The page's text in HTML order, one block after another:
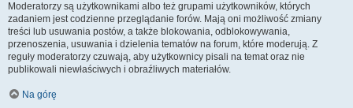
Moderatorzy są użytkownikami albo też grupami użytkowników, których
zadaniem jest codzienne przeglądanie forów. Mają oni możliwość zmiany
treści lub usuwania postów, a także blokowania, odblokowywania,
przenoszenia, usuwania i dzielenia tematów na forum, które moderują. Z
reguły moderatorzy czuwają, aby użytkownicy pisali na temat oraz nie
publikowali niewłaściwych i obraźliwych materiałów.
Na górę